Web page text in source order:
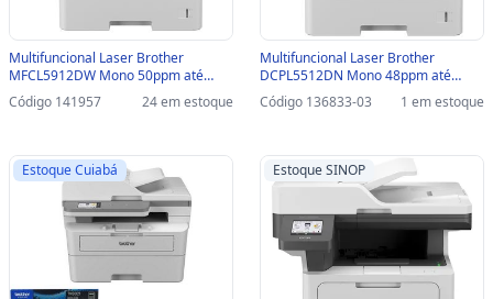
Multifuncional Laser Brother
MFCL5912DW Mono 50ppm até
1200dpi USB/REDE/WIFI -
MFCL5912DW
Código 141957 24 em estoque
Multifuncional Laser Brother
DCPL5512DN Mono 48ppm até
1200dpi USB/REDE-SINOP-03 -
DCPL5512DN
Código 136833-03 1 em estoque
Estoque Cuiabá Estoque SINOP